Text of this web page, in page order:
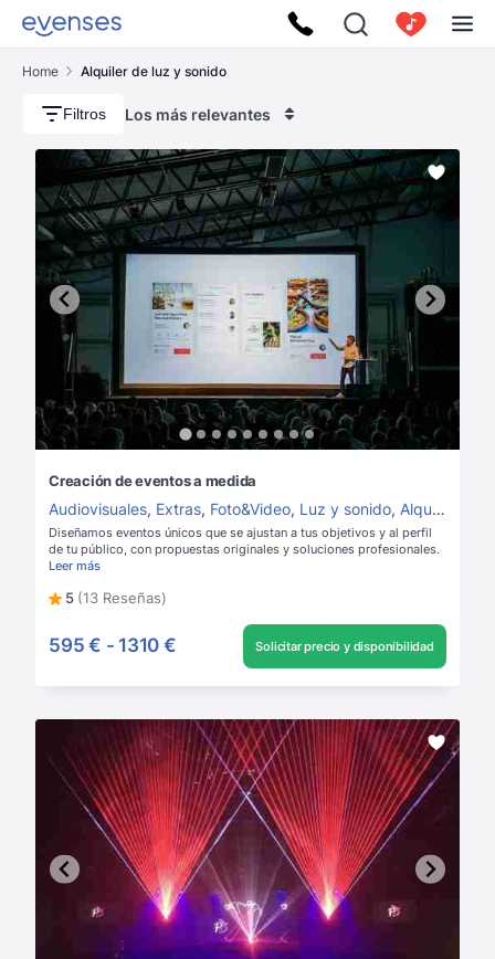
Home Alquiler de luz y sonido
Filtros Los más relevantes
Creación de eventos a medida
Audiovisuales, Extras, Foto&Video, Luz y sonido, Alquiler de luz y sonido
Diseñamos eventos únicos que se ajustan a tus objetivos y al perfil
de tu público, con propuestas originales y soluciones profesionales.
Leer más
5 (13 Reseñas)
595 € - 1310 € Solicitar precio y disponibilidad